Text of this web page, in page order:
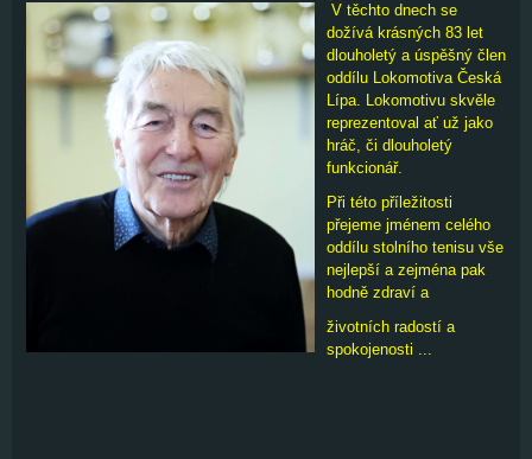
V těchto dnech se
dožívá krásných 83 let
dlouholetý a úspěšný člen
oddílu Lokomotiva Česká
Lípa. Lokomotivu skvěle
reprezentoval ať už jako
hráč, či dlouholetý
funkcionář.
Při této příležitosti
přejeme jménem celého
oddílu stolního tenisu vše
nejlepší a zejména pak
hodně zdraví a
životních radostí a
spokojenosti ...